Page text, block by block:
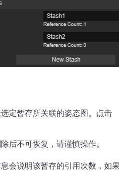
定暂存所关联的姿态图。点击
后不可恢复，请谨慎操作。
会说明该暂存的引用次数，如